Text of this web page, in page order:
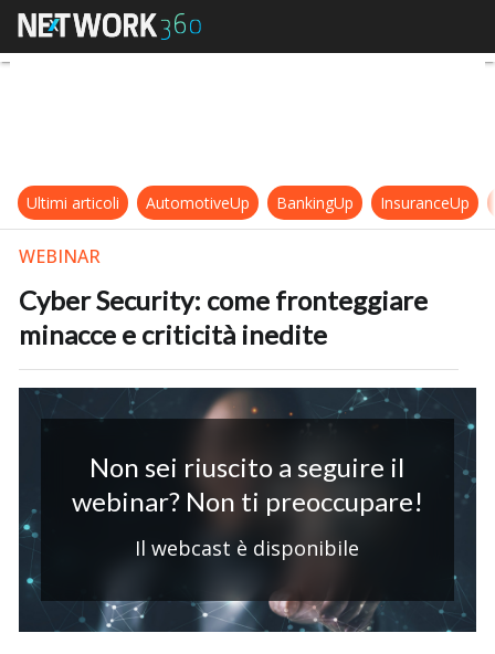
Cyber Security: come
Ultimi articoli AutomotiveUp BankingUp InsuranceUp
WEBINAR
Cyber Security: come fronteggiare
minacce e criticità inedite
Non sei riuscito a seguire il
webinar? Non ti preoccupare!
Il webcast è disponibile